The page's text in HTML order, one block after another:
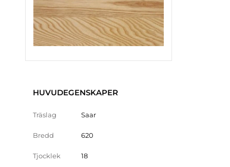
HUVUDEGENSKAPER
Träslag Saar
Bredd 620
Tjocklek 18